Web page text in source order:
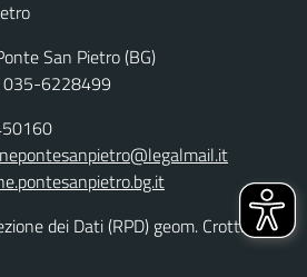
San Pietro (BG)
035-6228499
dei Dati (RPD) geom. Crotti